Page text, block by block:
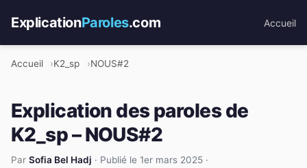
ExplicationParoles.com Accueil
Accueil K2_sp NOUS#2
Explication des paroles de
K2_sp – NOUS#2
Par Sofia Bel Hadj · Publié le 1er mars 2025 ·